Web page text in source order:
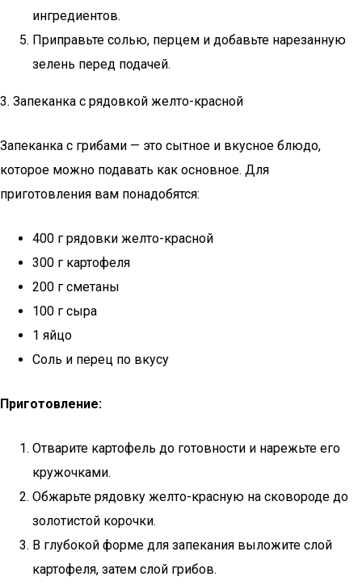
ингредиентов.
Приправьте солью, перцем и добавьте нарезанную
зелень перед подачей.
3. Запеканка с рядовкой желто-красной
Запеканка с грибами — это сытное и вкусное блюдо,
которое можно подавать как основное. Для
приготовления вам понадобятся:
400 г рядовки желто-красной
300 г картофеля
200 г сметаны
100 г сыра
1 яйцо
Соль и перец по вкусу
Приготовление:
Отварите картофель до готовности и нарежьте его
кружочками.
Обжарьте рядовку желто-красную на сковороде до
золотистой корочки.
В глубокой форме для запекания выложите слой
картофеля, затем слой грибов.